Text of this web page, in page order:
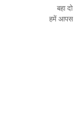
बहा
हमें आपस